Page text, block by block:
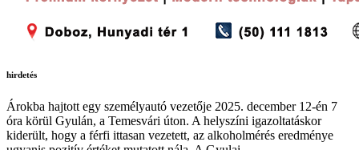
hirdetés
Árokba hajtott egy személyautó vezetője 2025. december 12-én 7
óra körül Gyulán, a Temesvári úton. A helyszíni igazoltatáskor
kiderült, hogy a férfi ittasan vezetett, az alkoholmérés eredménye